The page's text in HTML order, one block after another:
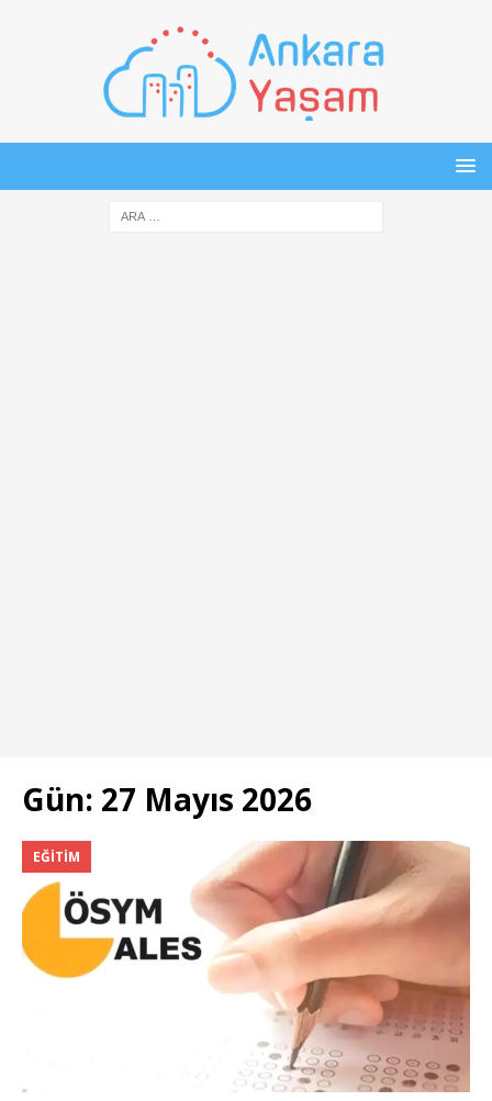
Gün: 27 Mayıs 2026
EĞITIM